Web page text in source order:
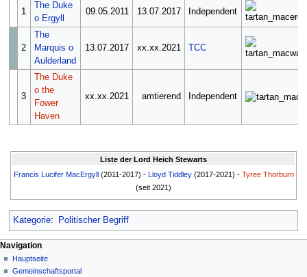
1
The Duke
o Ergyll
09.05.2011 13.07.2017 Independent
2
The
Marquis o
Aulderland
13.07.2017 xx.xx.2021 TCC
3
The Duke
o the
Fower
Haven
xx.xx.2021 amtierend Independent
Liste der Lord Heich Stewarts
Francis Lucifer MacErgyll(2011-2017) - Lloyd Tiddley(2017-2021) - Tyree Thorburn
(seit 2021)
Kategorie: Politischer Begriff
Navigationsmenü
Seitenaktionen
Seite
Diskussion
Meine Werkzeuge
Nicht
angemeldet
Navigation
Hauptseite
Gemeinschafts­portal